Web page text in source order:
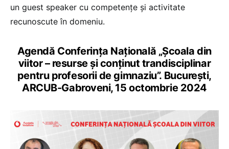
un guest speaker cu competențe și activitate
recunoscute în domeniu.
Agendă Conferința Națională „Școala din
viitor – resurse și conținut trandisciplinar
pentru profesorii de gimnaziu”. București,
ARCUB-Gabroveni, 15 octombrie 2024